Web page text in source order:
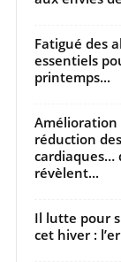
Fatigué des
essentiels
printemps...
Amélioration
réduction
cardiaques…
révèlent...
Il lutte pour
cet hiver :